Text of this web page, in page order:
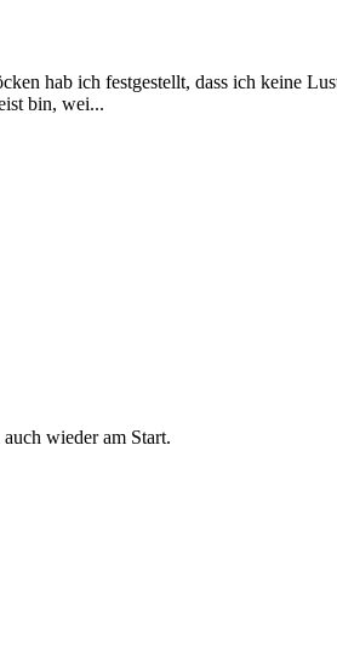
hab ich festgestellt, dass ich keine
bin, wei...
wieder am Start.